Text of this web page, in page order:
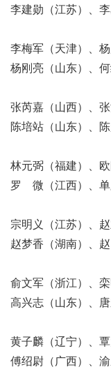
李建勋（江苏）、李
李梅军（天津）、
杨刚亮（山东）、何
张芮嘉（山西）、
陈培站（山东）、陈
林元弼（福建）、
罗 微（江西）、单
宗明义（江苏）、
赵梦香（湖南）、
俞文军（浙江）、
高兴志（山东）、唐
黄子麟（辽宁）、
傅绍尉（广西）、渝